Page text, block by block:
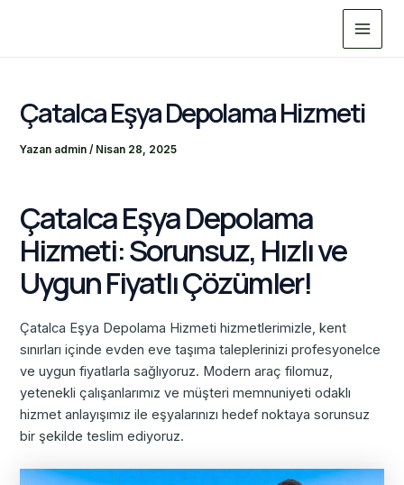
Main
Menu
Çatalca Eşya Depolama Hizmeti
Yazan admin/ Nisan 28, 2025
Çatalca Eşya Depolama
Hizmeti: Sorunsuz, Hızlı ve
Uygun Fiyatlı Çözümler!
Çatalca Eşya Depolama Hizmeti hizmetlerimizle, kent
sınırları içinde evden eve taşıma taleplerinizi profesyonelce
ve uygun fiyatlarla sağlıyoruz. Modern araç filomuz,
yetenekli çalışanlarımız ve müşteri memnuniyeti odaklı
hizmet anlayışımız ile eşyalarınızı hedef noktaya sorunsuz
bir şekilde teslim ediyoruz.